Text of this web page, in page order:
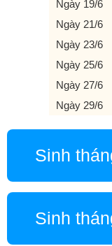
Ngày 19/6
Ngày 21/6
Ngày 23/6
Ngày 25/6
Ngày 27/6
Ngày 29/6
Sinh
Sinh